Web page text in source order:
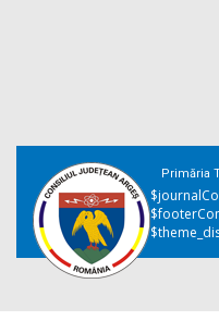
Primăria